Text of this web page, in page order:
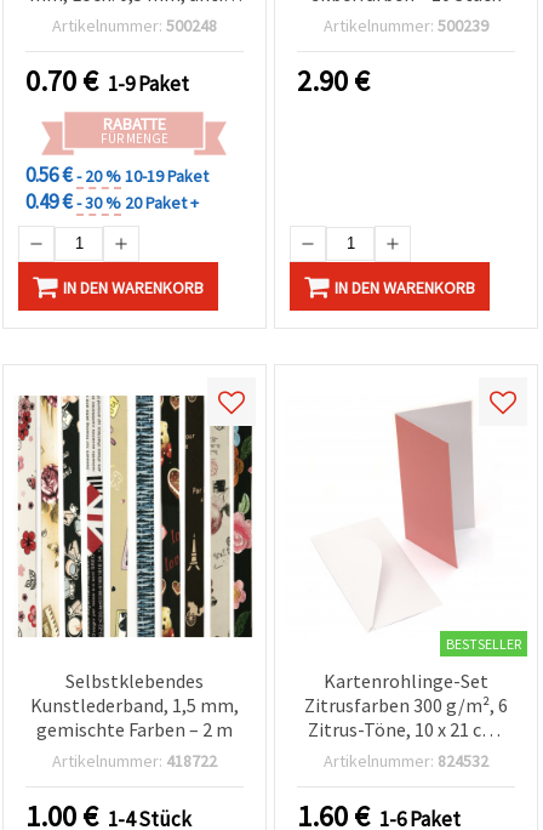
kupferfarben – 10 Stück
Artikelnummer: 500248
0.70€ 1-9 Paket
RABATTE
FÜR MENGE
0.56 €- 20 %10-19 Paket
0.49 €- 30 % 20 Paket +
IN DEN WARENKORB
Artikelnummer: 500239
2.90€
IN DEN WARENKORB
Selbstklebendes
Kunstlederband, 1,5 mm,
gemischte Farben – 2 m
Artikelnummer: 418722
1.00€ 1-4 Stück
BESTSELLER
Kartenrohlinge-Set
Zitrusfarben 300 g/m², 6
Zitrus-Töne, 10 x 21 cm,
mit weißen Umschlägen
Stück, sortiert (Mix)
Artikelnummer: 824532
1.60€ 1-6 Paket